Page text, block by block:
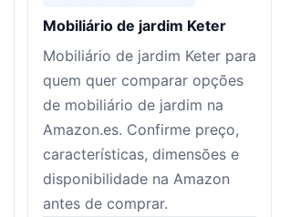
Mobiliário de jardim Keter
Mobiliário de jardim Keter para
quem quer comparar opções
de mobiliário de jardim na
Amazon.es. Confirme preço,
características, dimensões e
disponibilidade na Amazon
antes de comprar.